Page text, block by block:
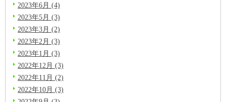
2023年6月 (4)
2023年5月 (3)
2023年3月 (2)
2023年2月 (3)
2023年1月 (3)
2022年12月 (3)
2022年11月 (2)
2022年10月 (3)